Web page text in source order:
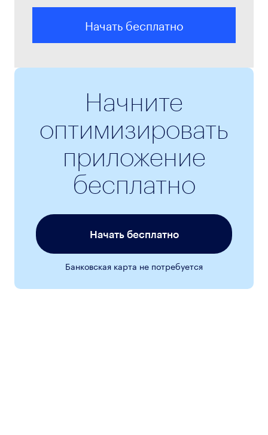
Начать бесплатно
Начните
оптимизировать
приложение
бесплатно
Начать бесплатно
Банковская карта не потребуется